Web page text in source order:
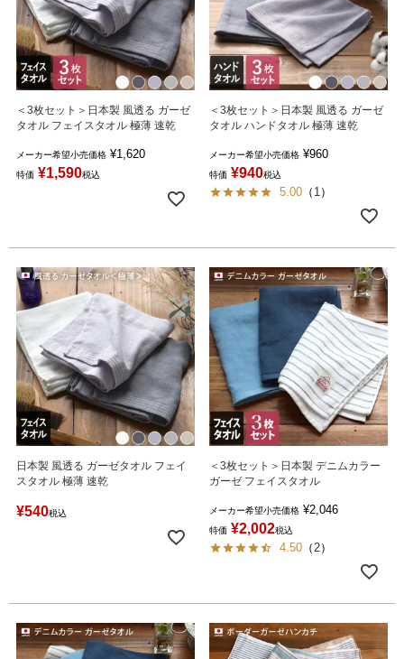
＜3枚セット＞日本製 風透る ガーゼ
タオル フェイスタオル 極薄 速乾
メーカー希望小売価格 ¥1,620
特価 ¥1,590税込
＜3枚セット＞日本製 風透る ガーゼ
タオル ハンドタオル 極薄 速乾
メーカー希望小売価格 ¥960
特価 ¥940税込
5.00 （ 1 ）
日本製 風透る ガーゼタオル フェイ
スタオル 極薄 速乾
¥540税込
＜3枚セット＞日本製 デニムカラー
ガーゼ フェイスタオル
メーカー希望小売価格 ¥2,046
特価 ¥2,002税込
4.50 （ 2）